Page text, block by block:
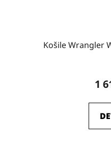
Košile Wrangler
1